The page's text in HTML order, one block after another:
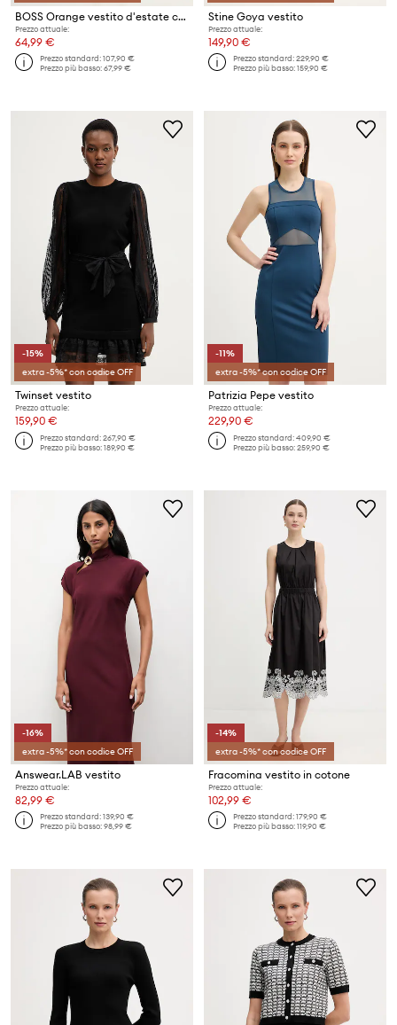
BOSS Orange vestito d'estate con cotone
Prezzo attuale:
64,99 €
Prezzo standard:107,90 €
Prezzo più basso:67,99 €
Stine Goya vestito
Prezzo attuale:
149,90 €
Prezzo standard:229,90 €
Prezzo più basso:159,90 €
-15%
extra -5%* con codice OFF
Twinset vestito
Prezzo attuale:
159,90 €
Prezzo standard:267,90 €
Prezzo più basso:189,90 €
-11%
extra -5%* con codice OFF
Patrizia Pepe vestito
Prezzo attuale:
229,90 €
Prezzo standard:409,90 €
Prezzo più basso:259,90 €
-16%
extra -5%* con codice OFF
Answear.LAB vestito
Prezzo attuale:
82,99 €
Prezzo standard:139,90 €
Prezzo più basso:98,99 €
-14%
extra -5%* con codice OFF
Fracomina vestito in cotone
Prezzo attuale:
102,99 €
Prezzo standard:179,90 €
Prezzo più basso:119,90 €